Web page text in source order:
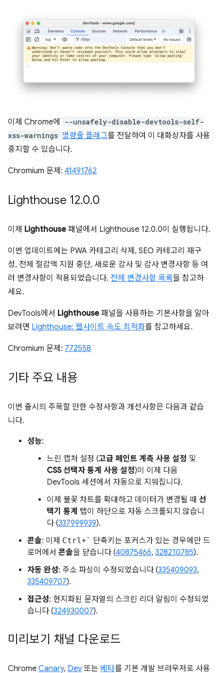
이제 Chrome에
--unsafely-disable-devtools-self-
xss-warnings 명령줄 플래그를 전달하여 이 대화상자를 사용
중지할 수 있습니다.
Chromium 문제: 41491762
Lighthouse 12.0.0
이제 Lighthouse 패널에서 Lighthouse 12.0.0이 실행됩니다.
이번 업데이트에는 PWA 카테고리 삭제, SEO 카테고리 재구
성, 전체 절감액 지원 중단, 새로운 감사 및 감사 변경사항 등 여
러 변경사항이 적용되었습니다. 전체 변경사항 목록을 참고하
세요.
DevTools에서 Lighthouse 패널을 사용하는 기본사항을 알아
보려면 Lighthouse: 웹사이트 속도 최적화를 참고하세요.
Chromium 문제: 772558
기타 주요 내용
이번 출시의 주목할 만한 수정사항과 개선사항은 다음과 같습
니다.
성능:
느린 캡처 설정 (고급 페인트 계측 사용 설정 및
CSS 선택자 통계 사용 설정)이 이제 다음
DevTools 세션에서 자동으로 지워집니다.
이제 불꽃 차트를 확대하고 데이터가 변경될 때 선
택기 통계 탭이 하단으로 자동 스크롤되지 않습니
다 (337999939).
콘솔: 이제 Ctrl+` 단축키는 포커스가 있는 경우에만 드
로어에서 콘솔을 닫습니다 (40875466, 328210785).
자동 완성: 주소 파싱이 수정되었습니다 (335409093,
335409707).
접근성: 현지화된 문자열의 스크린 리더 알림이 수정되었
습니다 (324930007).
미리보기 채널 다운로드
Chrome Canary, Dev 또는 베타를 기본 개발 브라우저로 사용